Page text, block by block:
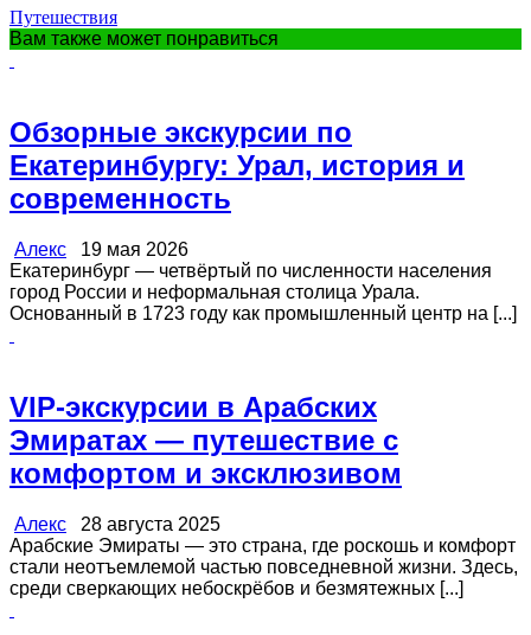
Путешествия
Вам также может понравиться
Обзорные экскурсии по
Екатеринбургу: Урал, история и
современность
Алекс 19 мая 2026
Екатеринбург — четвёртый по численности населения
город России и неформальная столица Урала.
Основанный в 1723 году как промышленный центр на [...]
VIP-экскурсии в Арабских
Эмиратах — путешествие с
комфортом и эксклюзивом
Алекс 28 августа 2025
Арабские Эмираты — это страна, где роскошь и комфорт
стали неотъемлемой частью повседневной жизни. Здесь,
среди сверкающих небоскрёбов и безмятежных [...]